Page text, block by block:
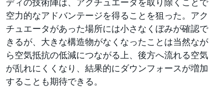
空力的なアドバンテージを得ることを狙った。アク
チュエータがあった場所には小さなくぼみが確認で
きるが、大きな構造物がなくなったことは当然なが
ら空気抵抗の低減につながる上、後方へ流れる空気
が乱れにくくなり、結果的にダウンフォースが増加
することも期待できる。